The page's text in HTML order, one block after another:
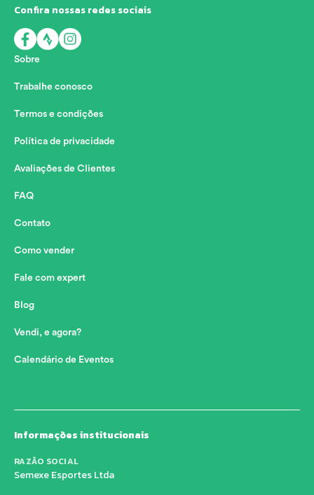
Confira nossas redes sociais
Sobre
Trabalhe conosco
Termos e condições
Política de privacidade
Avaliações de Clientes
FAQ
Contato
Como vender
Fale com expert
Blog
Vendi, e agora?
Calendário de Eventos
Informações institucionais
RAZÃO SOCIAL
Semexe Esportes Ltda